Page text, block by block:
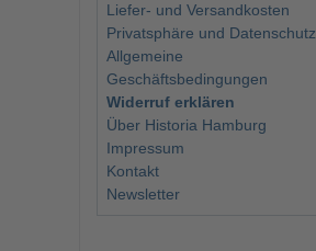
Liefer- und Versandkosten
Privatsphäre und Datenschutz
Allgemeine
Geschäftsbedingungen
Widerruf erklären
Über Historia Hamburg
Impressum
Kontakt
Newsletter